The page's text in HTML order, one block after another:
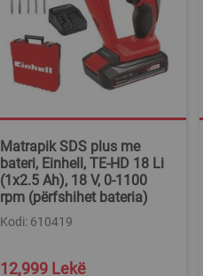
Matrapik SDS plus me
bateri, Einhell, TE-HD 18 Li
(1x2.5 Ah), 18 V, 0-1100
rpm (përfshihet bateria)
Kodi: 610419
Special
12,999 Lekë